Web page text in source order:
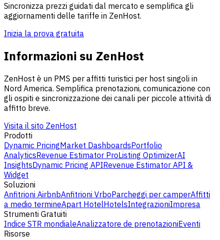
Sincronizza prezzi guidati dal mercato e semplifica gli
aggiornamenti delle tariffe in ZenHost.
Inizia la prova gratuita
Informazioni su ZenHost
ZenHost è un PMS per affitti turistici per host singoli in
Nord America. Semplifica prenotazioni, comunicazione con
gli ospiti e sincronizzazione dei canali per piccole attività di
affitto breve.
Visita il sito ZenHost
Prodotti
Dynamic PricingMarket DashboardsPortfolio
AnalyticsRevenue Estimator ProListing OptimizerAI
InsightsDynamic Pricing APIRevenue Estimator API &
Widget
Soluzioni
Anfitrioni AirbnbAnfitrioni VrboParcheggi per camperAffitti
a medio termineApart HotelHotelsIntegrazioniImpresa
Strumenti Gratuiti
Indice STR mondialeAnalizzatore de prenotazioniEventi
Risorse